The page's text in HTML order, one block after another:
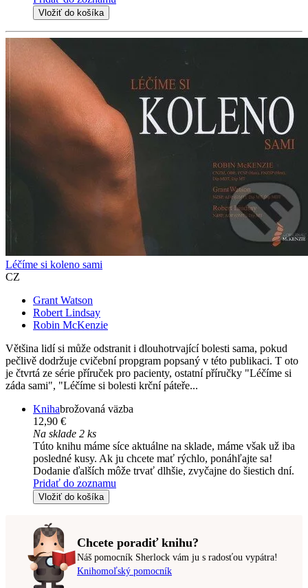
Vložiť do košíka
Léčíme si koleno sami
CZ
Grant Watson
Robert Lindsay
Robin McKenzie
Většina lidí si může odstranit i dlouhotrvající bolesti sama, pokud
pečlivě dodržuje cvičební propgram popsaný v této publikaci. T oto
je čtvrtá ze série příruček pro pacienty, ostatní příručky "Léčíme si
záda sami", "Léčíme si bolesti krční páteře...
Knihabrožovaná väzba
12,90 €
Na sklade 2 ks
Túto knihu máme síce aktuálne na sklade, máme však už iba
posledné kusy. Ak ju chcete mať rýchlo, ponáhľajte sa!
Dodanie ďalších môže trvať dlhšie, zvyčajne do šiestich dní.
Pridať do zoznamu
Vložiť do košíka
Chcete poradiť knihu?
Náš pomocník Sherlock vám ju s radosťou vypátra!
Knihomoľský pomocník